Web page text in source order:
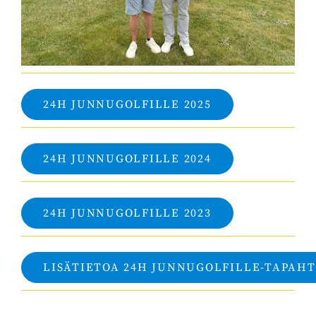
24H JUNNUGOLFILLE 2025
24H JUNNUGOLFILLE 2024
24H JUNNUGOLFILLE 2023
LISÄTIETOA 24H JUNNUGOLFILLE-